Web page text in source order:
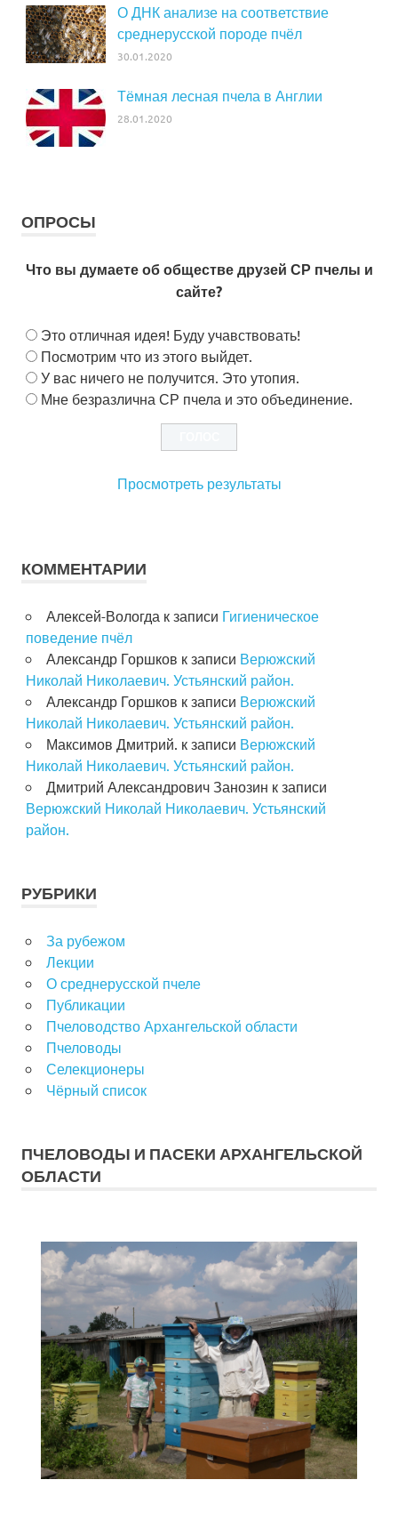
О ДНК анализе на соответствие
среднерусской породе пчёл
30.01.2020
Тёмная лесная пчела в Англии
28.01.2020
ОПРОСЫ
Что вы думаете об обществе друзей СР пчелы и
сайте?
Это отличная идея! Буду учавствовать!
Посмотрим что из этого выйдет.
У вас ничего не получится. Это утопия.
Мне безразлична СР пчела и это объединение.
Просмотреть результаты
КОММЕНТАРИИ
Алексей-Вологда к записи Гигиеническое
поведение пчёл
Александр Горшков к записи Верюжский
Николай Николаевич. Устьянский район.
Александр Горшков к записи Верюжский
Николай Николаевич. Устьянский район.
Максимов Дмитрий. к записи Верюжский
Николай Николаевич. Устьянский район.
Дмитрий Александрович Занозин к записи
Верюжский Николай Николаевич. Устьянский
район.
РУБРИКИ
За рубежом
Лекции
О среднерусской пчеле
Публикации
Пчеловодство Архангельской области
Пчеловоды
Селекционеры
Чёрный список
ПЧЕЛОВОДЫ И ПАСЕКИ АРХАНГЕЛЬСКОЙ
ОБЛАСТИ